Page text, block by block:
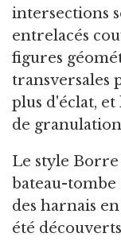
intersections
entrelacés
figures
transversales
plus d'éclat,
de
Le style
bateau-tombe
des harnais
été